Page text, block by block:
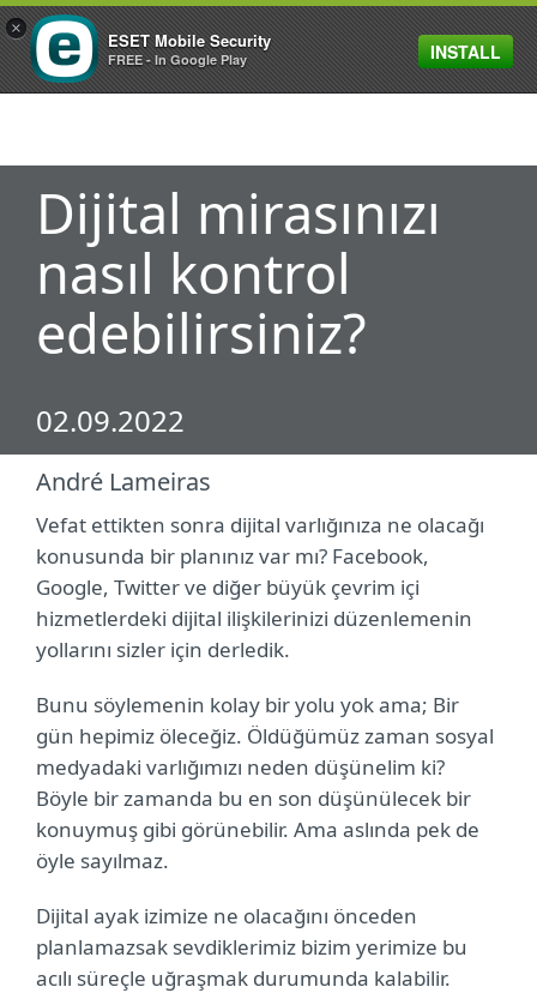
MENU
Dijital mirasınızı
nasıl kontrol
edebilirsiniz?
02.09.2022
André Lameiras
Vefat ettikten sonra dijital varlığınıza ne olacağı
konusunda bir planınız var mı? Facebook,
Google, Twitter ve diğer büyük çevrim içi
hizmetlerdeki dijital ilişkilerinizi düzenlemenin
yollarını sizler için derledik.
Bunu söylemenin kolay bir yolu yok ama; Bir
gün hepimiz öleceğiz. Öldüğümüz zaman sosyal
medyadaki varlığımızı neden düşünelim ki?
Böyle bir zamanda bu en son düşünülecek bir
konuymuş gibi görünebilir. Ama aslında pek de
öyle sayılmaz.
Dijital ayak izimize ne olacağını önceden
planlamazsak sevdiklerimiz bizim yerimize bu
acılı süreçle uğraşmak durumunda kalabilir.
×
ESET Mobile Security
FREE - In Google Play INSTALL